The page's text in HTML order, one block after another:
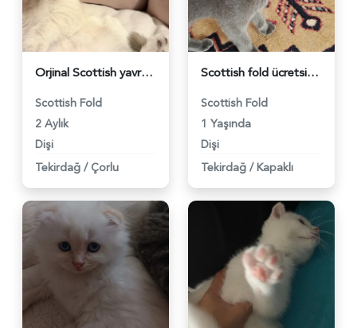
Orjinal Scottish yavru - 3575
Scottish Fold
2 Aylık
Dişi
Tekirdağ / Çorlu
Scottish fold ücretsiz sahiplendirme - 3562
Scottish Fold
1 Yaşında
Dişi
Tekirdağ / Kapaklı